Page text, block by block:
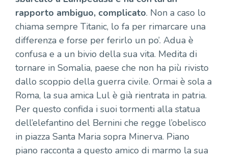
rapporto ambiguo, complicato. Non a caso lo
chiama sempre Titanic, lo fa per rimarcare una
differenza e forse per ferirlo un po’. Adua è
confusa e a un bivio della sua vita. Medita di
tornare in Somalia, paese che non ha più rivisto
dallo scoppio della guerra civile. Ormai è sola a
Roma, la sua amica Lul è già rientrata in patria.
Per questo confida i suoi tormenti alla statua
dell’elefantino del Bernini che regge l’obelisco
in piazza Santa Maria sopra Minerva. Piano
piano racconta a questo amico di marmo la sua